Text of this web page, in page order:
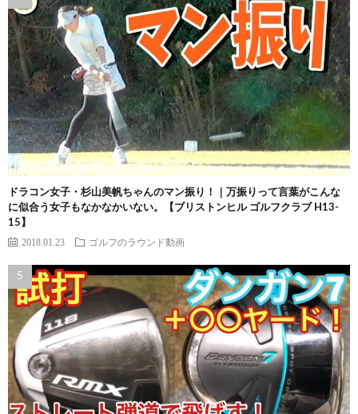
ドラコン女子・杉山美帆ちゃんのマン振り！｜万振りって言葉がこんな
に似合う女子もなかなかいない。【ブリストンヒル ゴルフクラブ H13-
15】
2018.01.23 ゴルフのラウンド動画